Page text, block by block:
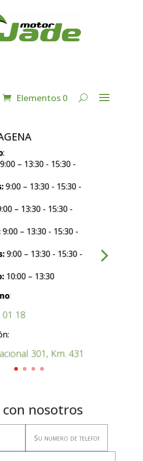
Elementos 0
:
9:00 – 13:30 - 15:30 -
9:00 – 13:30 - 15:30 -
– 13:30 - 15:30 -
9:00 – 13:30 - 15:30 -
9:00 – 13:30 - 15:30 -
10:00 – 13:30
:
18
301, Km. 431
nosotros